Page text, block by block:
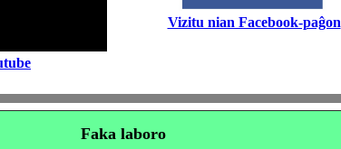
Vizitu nian Facebook-paĝon
Faka laboro